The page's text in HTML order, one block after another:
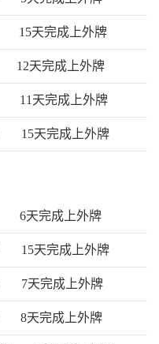
15天完成上外牌
12天完成上外牌
11天完成上外牌
15天完成上外牌
6天完成上外牌
15天完成上外牌
7天完成上外牌
8天完成上外牌